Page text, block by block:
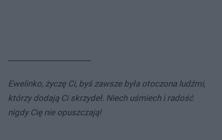
Ewelinko, życzę Ci, byś zawsze była otoczona ludźmi,
którzy dodają Ci skrzydeł. Niech uśmiech i radość
nigdy Cię nie opuszczają!